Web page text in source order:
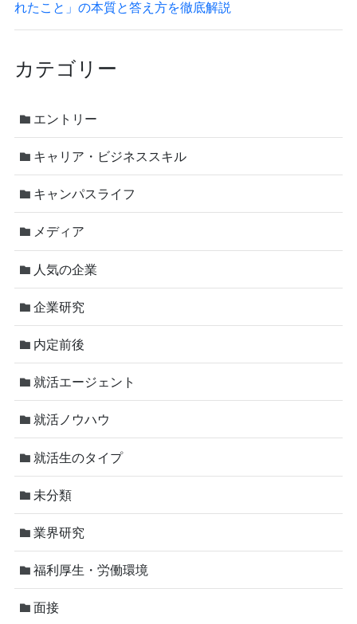
れたこと」の本質と答え方を徹底解説
カテゴリー
エントリー
キャリア・ビジネススキル
キャンパスライフ
メディア
人気の企業
企業研究
内定前後
就活エージェント
就活ノウハウ
就活生のタイプ
未分類
業界研究
福利厚生・労働環境
面接